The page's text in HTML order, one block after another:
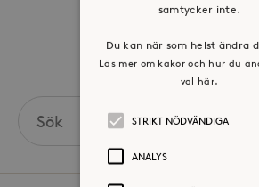
Press &
Volontär hos Stora
the
samtycker inte.
Du kan när som helst ändra
Läs mer om kakor och hur du
val här.
STRIKT NÖDVÄNDIGA
ANALYS